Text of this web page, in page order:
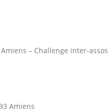
– Challenge inter-assos
Amiens